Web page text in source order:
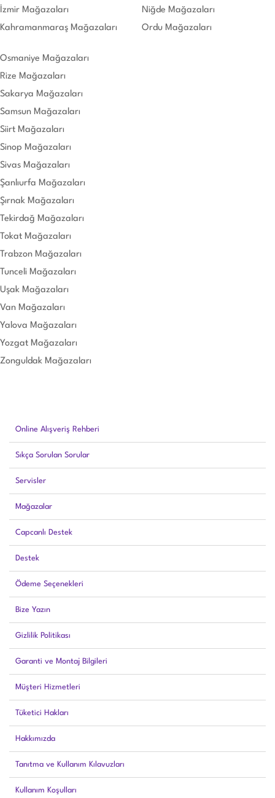
Online Alışveriş Rehberi
Sıkça Sorulan Sorular
Servisler
Mağazalar
Capcanlı Destek
Destek
Ödeme Seçenekleri
Bize Yazın
Gizlilik Politikası
Garanti ve Montaj Bilgileri
Müşteri Hizmetleri
Tüketici Hakları
Hakkımızda
Tanıtma ve Kullanım Kılavuzları
Kullanım Koşulları
İzmir Mağazaları
Kahramanmaraş Mağazaları
Niğde Mağazaları
Ordu Mağazaları
Osmaniye Mağazaları
Rize Mağazaları
Sakarya Mağazaları
Samsun Mağazaları
Siirt Mağazaları
Sinop Mağazaları
Sivas Mağazaları
Şanlıurfa Mağazaları
Şırnak Mağazaları
Tekirdağ Mağazaları
Tokat Mağazaları
Trabzon Mağazaları
Tunceli Mağazaları
Uşak Mağazaları
Van Mağazaları
Yalova Mağazaları
Yozgat Mağazaları
Zonguldak Mağazaları